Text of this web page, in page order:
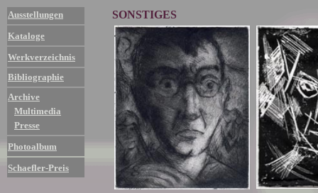
Ausstellungen
Kataloge
Werkverzeichnis
Bibliographie
Archive
Multimedia
Presse
Photoalbum
Schaefler-Preis
SONSTIGES